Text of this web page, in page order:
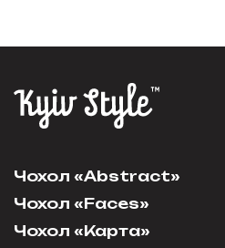
Чохол «Abstract»
Чохол «Faces»
Чохол «Карта»